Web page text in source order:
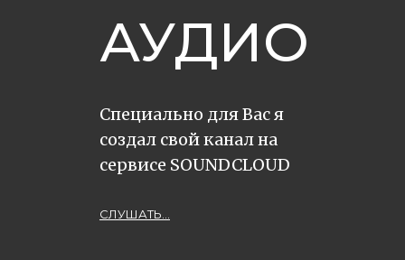
АУДИО
Специально для Вас я
создал свой канал на
сервисе SOUNDCLOUD
СЛУШАТЬ...